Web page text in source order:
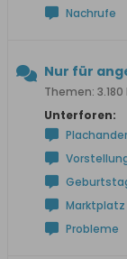
Nachrufe
Nur für
Themen: 3.180
Unterforen:
Marktplatz
Probleme